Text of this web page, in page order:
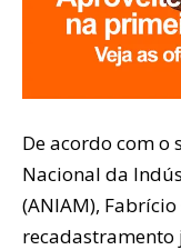
De acordo com o
Nacional da
(ANIAM),
recadastramento